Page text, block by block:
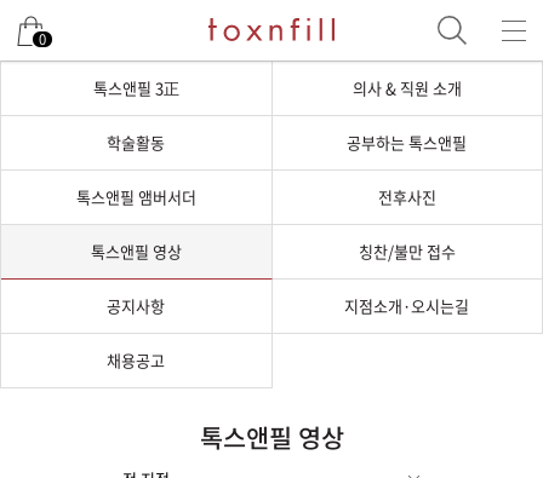
0
톡스앤필 3正 의사 & 직원 소개
학술활동 공부하는 톡스앤필
톡스앤필 앰버서더 전후사진
톡스앤필 영상 칭찬/불만 접수
공지사항 지점소개·오시는길
채용공고
톡스앤필 영상